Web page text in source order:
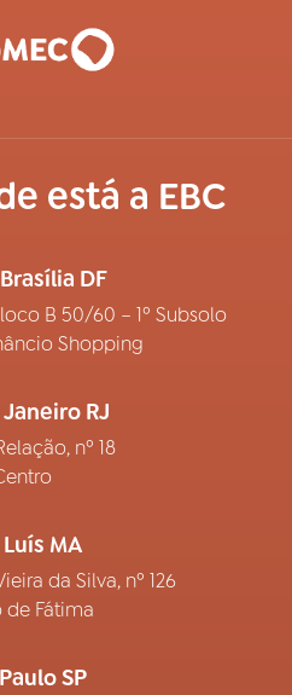
está a EBC
DF
B 50/60 – 1º Subsolo
Shopping
RJ
nº 18
MA
da Silva, nº 126
de Fátima
SP